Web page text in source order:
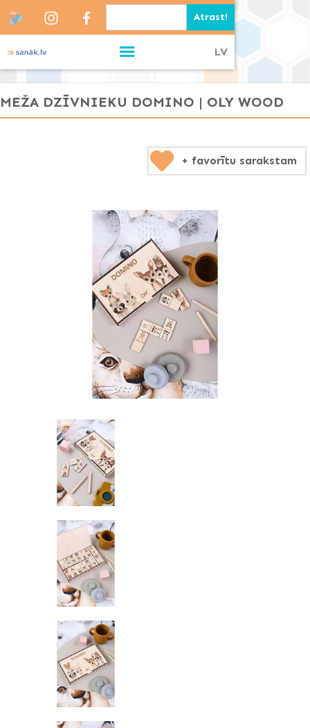
LV
MEŽA DZĪVNIEKU DOMINO | OLY WOOD
+ favorītu sarakstam